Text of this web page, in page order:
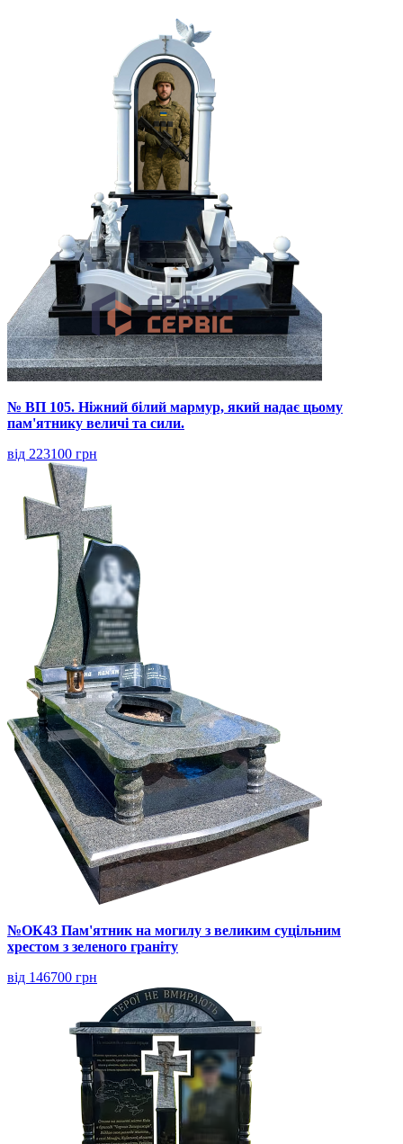
№ ВП 105. Ніжний білий мармур, який надає цьому
пам'ятнику величі та сили.
від 223100 грн
№ОК43 Пам'ятник на могилу з великим суцільним
хрестом з зеленого граніту
від 146700 грн